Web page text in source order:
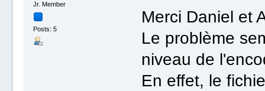
Jr. Member
Posts: 5
Merci Daniel et
Le problème
niveau de
En effet, le